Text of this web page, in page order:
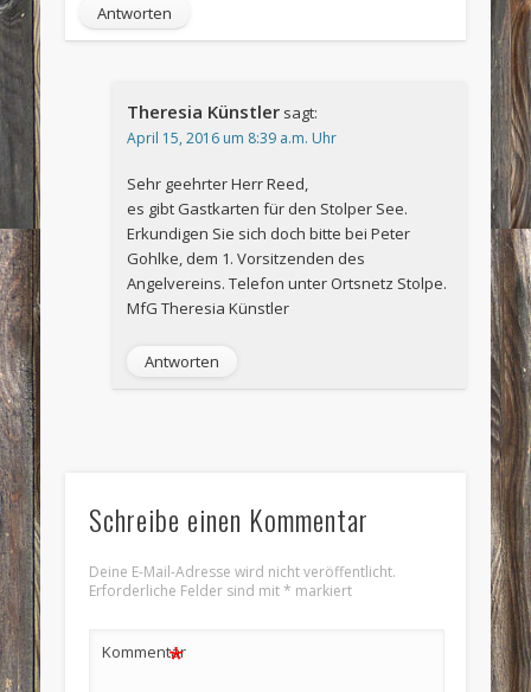
Antworten
Theresia Künstler sagt:
April 15, 2016 um 8:39 a.m. Uhr
Sehr geehrter Herr Reed,
es gibt Gastkarten für den Stolper See.
Erkundigen Sie sich doch bitte bei Peter
Gohlke, dem 1. Vorsitzenden des
Angelvereins. Telefon unter Ortsnetz Stolpe.
MfG Theresia Künstler
Antworten
Schreibe einen Kommentar
Deine E-Mail-Adresse wird nicht veröffentlicht.
Erforderliche Felder sind mit* markiert
Kommentar
*